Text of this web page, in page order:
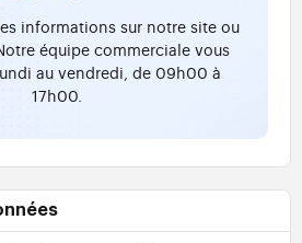
informations sur notre site ou
équipe commerciale vous
au vendredi, de 09h00 à
17h00.